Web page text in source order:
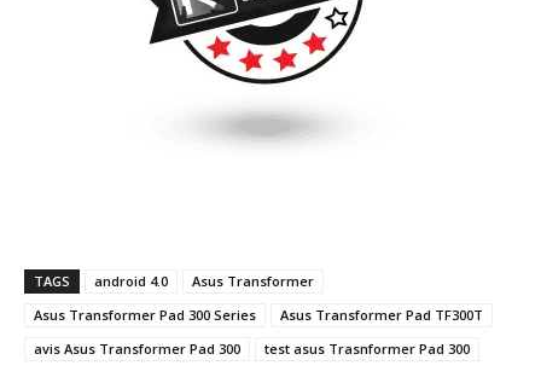
TAGS android 4.0
Asus Transformer
Asus Transformer Pad 300 Series
Asus Transformer Pad TF300T
avis Asus Transformer Pad 300
test asus Trasnformer Pad 300